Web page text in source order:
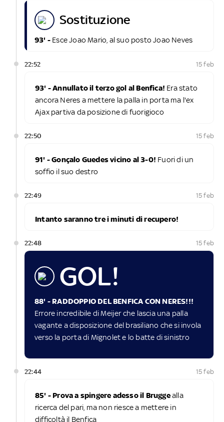
sostituzione
93' - Esce Joao Mario, al suo posto Joao Neves
22:52 15 feb
93' - Annullato il terzo gol al Benfica! Era stato
ancora Neres a mettere la palla in porta ma l'ex
Ajax partiva da posizione di fuorigioco
22:50 15 feb
91' - Gonçalo Guedes vicino al 3-0! Fuori di un
soffio il suo destro
22:49 15 feb
Intanto saranno tre i minuti di recupero!
22:48 15 feb
GOL!
88' - RADDOPPIO DEL BENFICA CON NERES!!!
Errore incredibile di Meijer che lascia una palla
vagante a disposizione del brasiliano che si invola
verso la porta di Mignolet e lo batte di sinistro
22:44 15 feb
85' - Prova a spingere adesso il Bruggealla
ricerca del pari, ma non riesce a mettere in
difficoltà il Benfica